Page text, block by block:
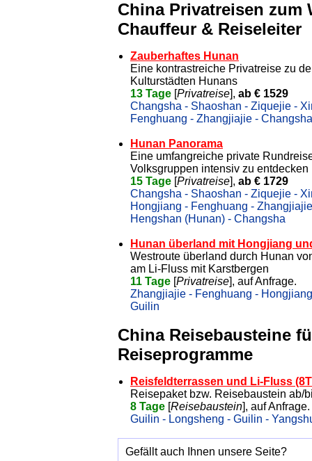
China Privatreisen zum
Chauffeur & Reiseleiter
Zauberhaftes Hunan
Eine kontrastreiche Privatreise zu
Kulturstädten Hunans
13 Tage [Privatreise], ab € 1529
Changsha - Shaoshan - Ziquejie -
Fenghuang - Zhangjiajie - Changsha
Hunan Panorama
Eine umfangreiche private
Volksgruppen intensiv zu entdecken
15 Tage [Privatreise], ab € 1729
Changsha - Shaoshan - Ziquejie -
Hongjiang - Fenghuang -
Hengshan (Hunan) - Changsha
Hunan überland mit Hongjiang
Westroute überland durch Hunan
am Li-Fluss mit Karstbergen
11 Tage [Privatreise], auf Anfrage.
Zhangjiajie - Fenghuang -
Guilin
China Reisebausteine
Reiseprogramme
Reisfeldterrassen und Li-Fluss
Reisepaket bzw. Reisebaustein ab/
8 Tage [Reisebaustein], auf Anfrage.
Guilin - Longsheng - Guilin -
Gefällt auch Ihnen unsere Seite?